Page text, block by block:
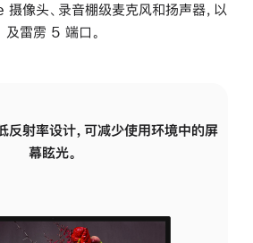
像头、录音棚级麦克风和扬声器，以
及雷雳 5 端口。
反射率设计，可减少使用环境中的屏
幕眩光。